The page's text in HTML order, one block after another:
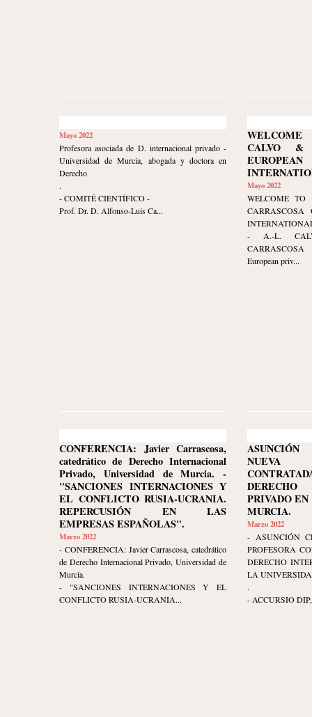
Mayo 2022
Profesora asociada de D. internacional privado -
Universidad de Murcia, abogada y doctora en
Derecho
.
- COMITÉ CIENTÍFICO -
Prof. Dr. D. Alfonso-Luis Ca...
CALVO &
Mayo 2022
WELCOME
CARRASCOSA
- A.-L.
European priv...
CONFERENCIA: Javier Carrascosa,
catedrático de Derecho Internacional
Privado, Universidad de Murcia. -
"SANCIONES INTERNACIONES Y
EL CONFLICTO RUSIA-UCRANIA.
REPERCUSIÓN EN LAS
EMPRESAS ESPAÑOLAS".
Marzo 2022
- CONFERENCIA: Javier Carrascosa, catedrático
de Derecho Internacional Privado, Universidad de
Murcia.
- "SANCIONES INTERNACIONES Y EL
CONFLICTO RUSIA-UCRANIA...
NUEVA
PRIVADO
MURCIA.
Marzo 2022
- ASUNCIÓN
PROFESORA
DERECHO
LA
.
- ACCURSIO